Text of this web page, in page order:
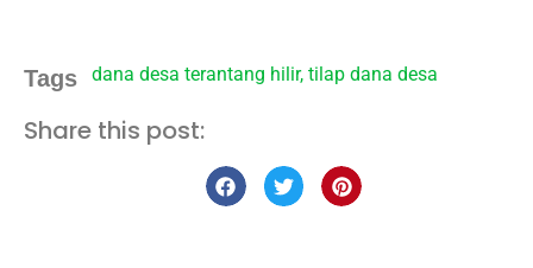
Tags dana desa terantang hilir, tilap dana desa
Share this post: